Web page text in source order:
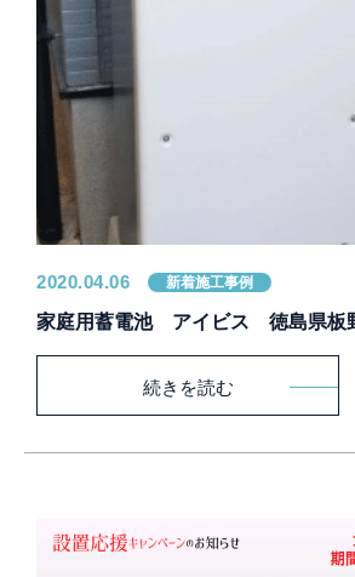
2020.04.06 新着施工事例
家庭用蓄電池 アイビス 徳島県板
続きを読む